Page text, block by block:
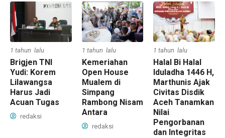
1 tahun lalu
Brigjen TNI
Yudi: Korem
Lilawangsa
Harus Jadi
Acuan Tugas
redaksi
1 tahun lalu
Kemeriahan
Open House
Mualem di
Simpang
Rambong Nisam
Antara
redaksi
1 tahun lalu
Halal Bi Halal
Iduladha 1446 H,
Marthunis Ajak
Civitas Disdik
Aceh Tanamkan
Nilai
Pengorbanan
dan Integritas